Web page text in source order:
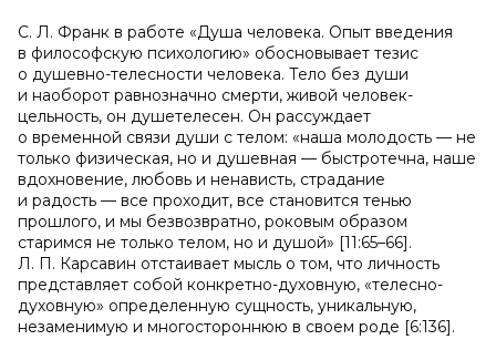
С. Л. Франк в работе «Душа человека. Опыт введения
в философскую психологию» обосновывает тезис
о душевно-телесности человека. Тело без души
и наоборот равнозначно смерти, живой человек-
цельность, он душетелесен. Он рассуждает
о временной связи души с телом: «наша молодость — не
только физическая, но и душевная — быстротечна, наше
вдохновение, любовь и ненависть, страдание
и радость — все проходит, все становится тенью
прошлого, и мы безвозвратно, роковым образом
старимся не только телом, но и душой» [11:65–66].
Л. П. Карсавин отстаивает мысль о том, что личность
представляет собой конкретно-духовную, «телесно-
духовную» определенную сущность, уникальную,
незаменимую и многостороннюю в своем роде [6:136].